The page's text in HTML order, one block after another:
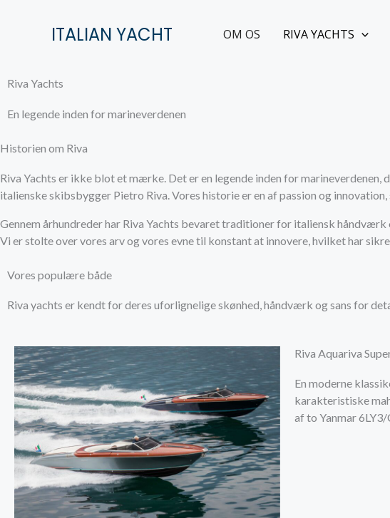
ITALIAN YACHT OM OS RIVA YACHTS
Riva Yachts
En legende inden for marineverdenen
Historien om Riva
Riva Yachts er ikke blot et mærke. Det er en legende inden for
italienske skibsbygger Pietro Riva. Vores historie er en af passion og
Gennem århundreder har Riva Yachts bevaret traditioner for italiensk
Vi er stolte over vores arv og vores evne til konstant at innovere, hvilket har
Vores populære både
Riva yachts er kendt for deres uforlignelige skønhed, håndværk og sans for
Riva Aquariva
En moderne
karakteristiske
af to Yanmar